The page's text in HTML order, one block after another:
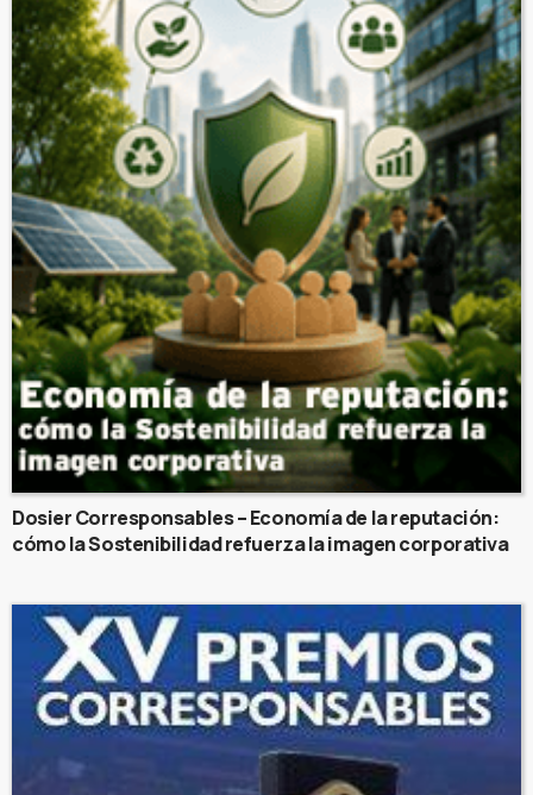
Dosier Corresponsables – Economía de la reputación:
cómo la Sostenibilidad refuerza la imagen corporativa